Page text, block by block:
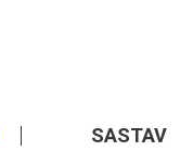
SASTAV